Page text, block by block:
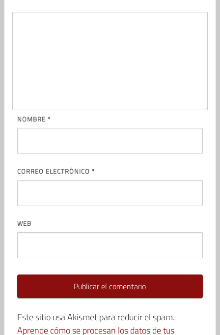
NOMBRE *
CORREO ELECTRÓNICO *
WEB
Este sitio usa Akismet para reducir el spam.
Aprende cómo se procesan los datos de tus